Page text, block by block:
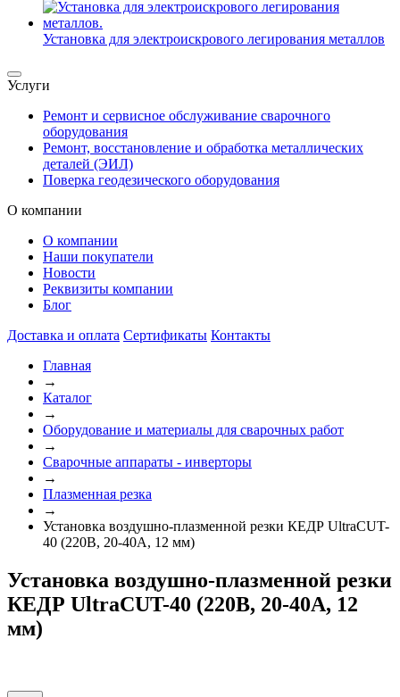
Установка для электроискрового легирования металлов
Услуги
Ремонт и сервисное обслуживание сварочного
оборудования
Ремонт, восстановление и обработка металлических
деталей (ЭИЛ)
Поверка геодезического оборудования
О компании
О компании
Наши покупатели
Новости
Реквизиты компании
Блог
Доставка и оплата Сертификаты Контакты
Главная
→
Каталог
→
Оборудование и материалы для сварочных работ
→
Сварочные аппараты - инверторы
→
Плазменная резка
→
Установка воздушно-плазменной резки КЕДР UltraCUT-
40 (220В, 20-40А, 12 мм)
Установка воздушно-плазменной резки
КЕДР UltraCUT-40 (220В, 20-40А, 12
мм)